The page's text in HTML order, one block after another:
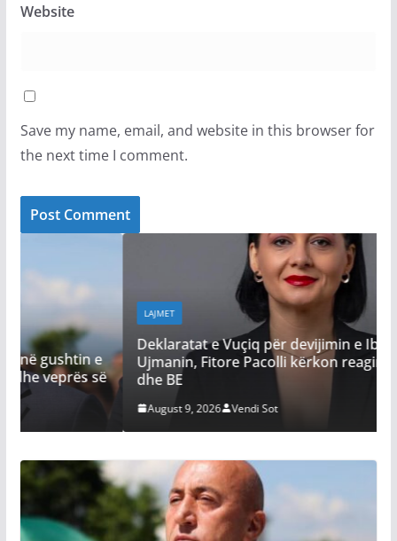
Website
Save my name, email, and website in this browser for
the next time I comment.
Deklaratat e Vuçiq për devijimin e Ibrit dhe
Ujmanin, Fitore Pacolli kërkon reagim nga ShBA
dhe BE
Vendi Sot